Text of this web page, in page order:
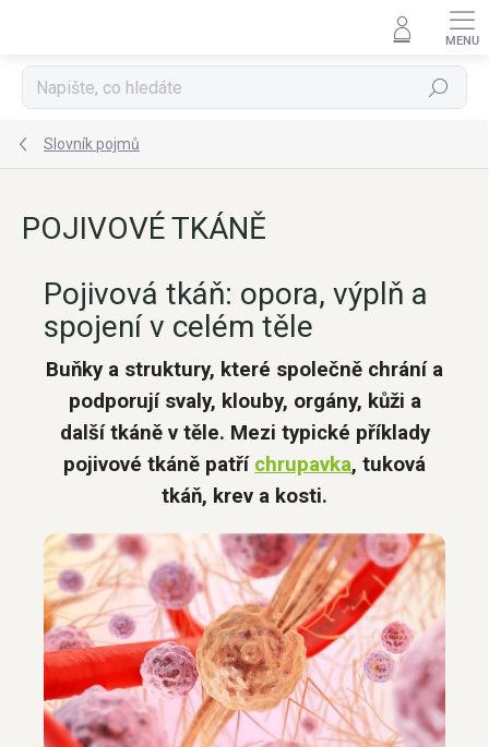
Hledat
Slovník pojmů
POJIVOVÉ TKÁNĚ
Pojivová tkáň: opora, výplň a
spojení v celém těle
Buňky a struktury, které společně chrání a
podporují svaly, klouby, orgány, kůži a
další tkáně v těle. Mezi typické příklady
pojivové tkáně patří chrupavka, tuková
tkáň, krev a kosti.